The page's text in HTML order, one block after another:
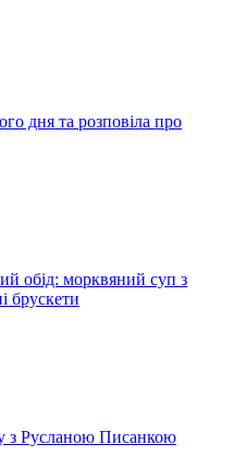
дня та розповіла про
обід: морквяний суп з
брускети
з Русланою Писанкою